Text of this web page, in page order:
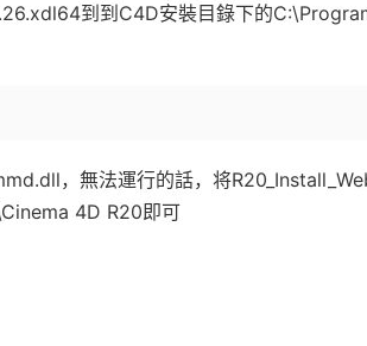
到到C4D安裝目錄下的
，無法運行的話，将
4D R20即可